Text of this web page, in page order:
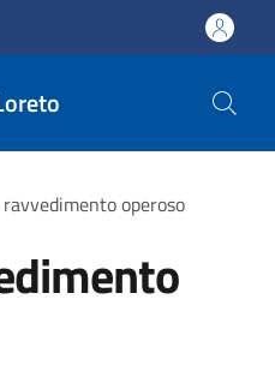
operoso